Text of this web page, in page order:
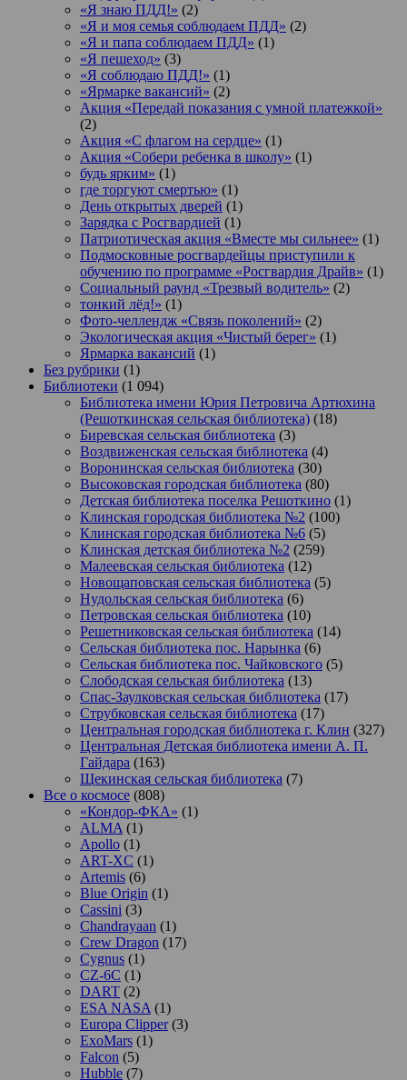
«Я знаю ПДД!» (2)
«Я и моя семья соблюдаем ПДД» (2)
«Я и папа соблюдаем ПДД» (1)
«Я пешеход» (3)
«Я соблюдаю ПДД!» (1)
«Ярмарке вакансий» (2)
Акция «Передай показания с умной платежкой»
(2)
Акция «С флагом на сердце» (1)
Акция «Собери ребенка в школу» (1)
будь ярким» (1)
где торгуют смертью» (1)
День открытых дверей (1)
Зарядка с Росгвардией (1)
Патриотическая акция «Вместе мы сильнее» (1)
Подмосковные росгвардейцы приступили к
обучению по программе «Росгвардия Драйв» (1)
Социальный раунд «Трезвый водитель» (2)
тонкий лёд!» (1)
Фото-челлендж «Связь поколений» (2)
Экологическая акция «Чистый берег» (1)
Ярмарка вакансий (1)
Без рубрики (1)
Библиотеки (1 094)
Библиотека имени Юрия Петровича Артюхина
(Решоткинская сельская библиотека) (18)
Биревская сельская библиотека (3)
Воздвиженская сельская библиотека (4)
Воронинская сельская библиотека (30)
Высоковская городская библиотека (80)
Детская библиотека поселка Решоткино (1)
Клинская городская библиотека №2 (100)
Клинская городская библиотека №6 (5)
Клинская детская библиотека №2 (259)
Малеевская сельская библиотека (12)
Новощаповская сельская библиотека (5)
Нудольская сельская библиотека (6)
Петровская сельская библиотека (10)
Решетниковская сельская библиотека (14)
Сельская библиотека пос. Нарынка (6)
Сельская библиотека пос. Чайковского (5)
Слободская сельская библиотека (13)
Спас-Заулковская сельская библиотека (17)
Струбковская сельская библиотека (17)
Центральная городская библиотека г. Клин (327)
Центральная Детская библиотека имени А. П.
Гайдара (163)
Щекинская сельская библиотека (7)
Все о космосе (808)
«Кондор-ФКА» (1)
ALMA (1)
Apollo (1)
ART-XC (1)
Artemis (6)
Blue Origin (1)
Cassini (3)
Chandrayaan (1)
Crew Dragon (17)
Cygnus (1)
CZ-6C (1)
DART (2)
ESA NASA (1)
Europa Clipper(3)
ExoMars (1)
Falcon (5)
Hubble (7)